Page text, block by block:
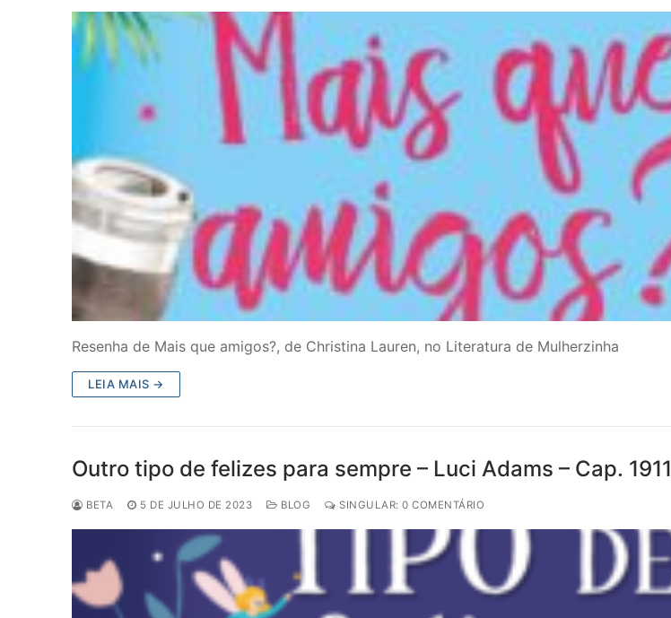
Resenha de Mais que amigos?, de Christina Lauren, no Literatura de Mulherzinha
LEIA MAIS →
Outro tipo de felizes para sempre – Luci Adams – Cap. 1911
BETA 5 DE JULHO DE 2023 BLOG SINGULAR: 0 COMENTÁRIO